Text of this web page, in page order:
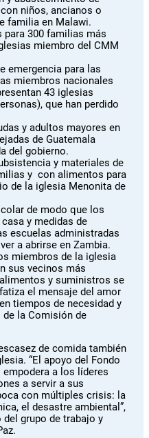
niños, ancianos o
familia en Malawi.
300 familias más
miembro del CMM
emergencia para las
miembros nacionales
43 iglesias
que han perdido
y adultos mayores en
de Guatemala
del gobierno.
y materiales de
y con alimentos para
de la iglesia Menonita de
de modo que los
y medidas de
escuelas administradas
a abrirse en Zambia.
miembros de la iglesia
sus vecinos más
y suministros se
el mensaje del amor
tiempos de necesidad y
de la Comisión de
de comida también
“El apoyo del Fondo
a los líderes
a servir a sus
con múltiples crisis: la
el desastre ambiental”,
grupo de trabajo y